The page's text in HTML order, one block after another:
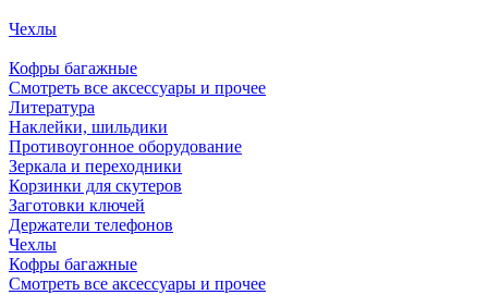
Чехлы
Кофры багажные
Смотреть все аксессуары и прочее
Литература
Наклейки, шильдики
Противоугонное оборудование
Зеркала и переходники
Корзинки для скутеров
Заготовки ключей
Держатели телефонов
Чехлы
Кофры багажные
Смотреть все аксессуары и прочее